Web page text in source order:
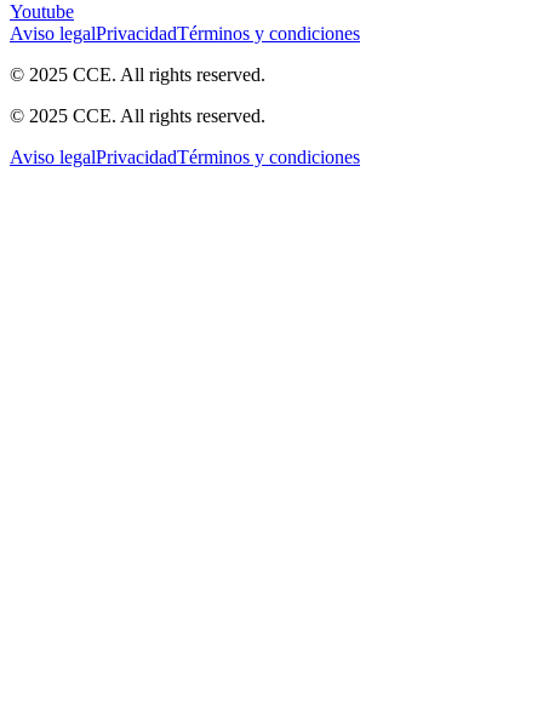
Youtube
Aviso legalPrivacidadTérminos y condiciones
© 2025 CCE. All rights reserved.
© 2025 CCE. All rights reserved.
Aviso legalPrivacidadTérminos y condiciones